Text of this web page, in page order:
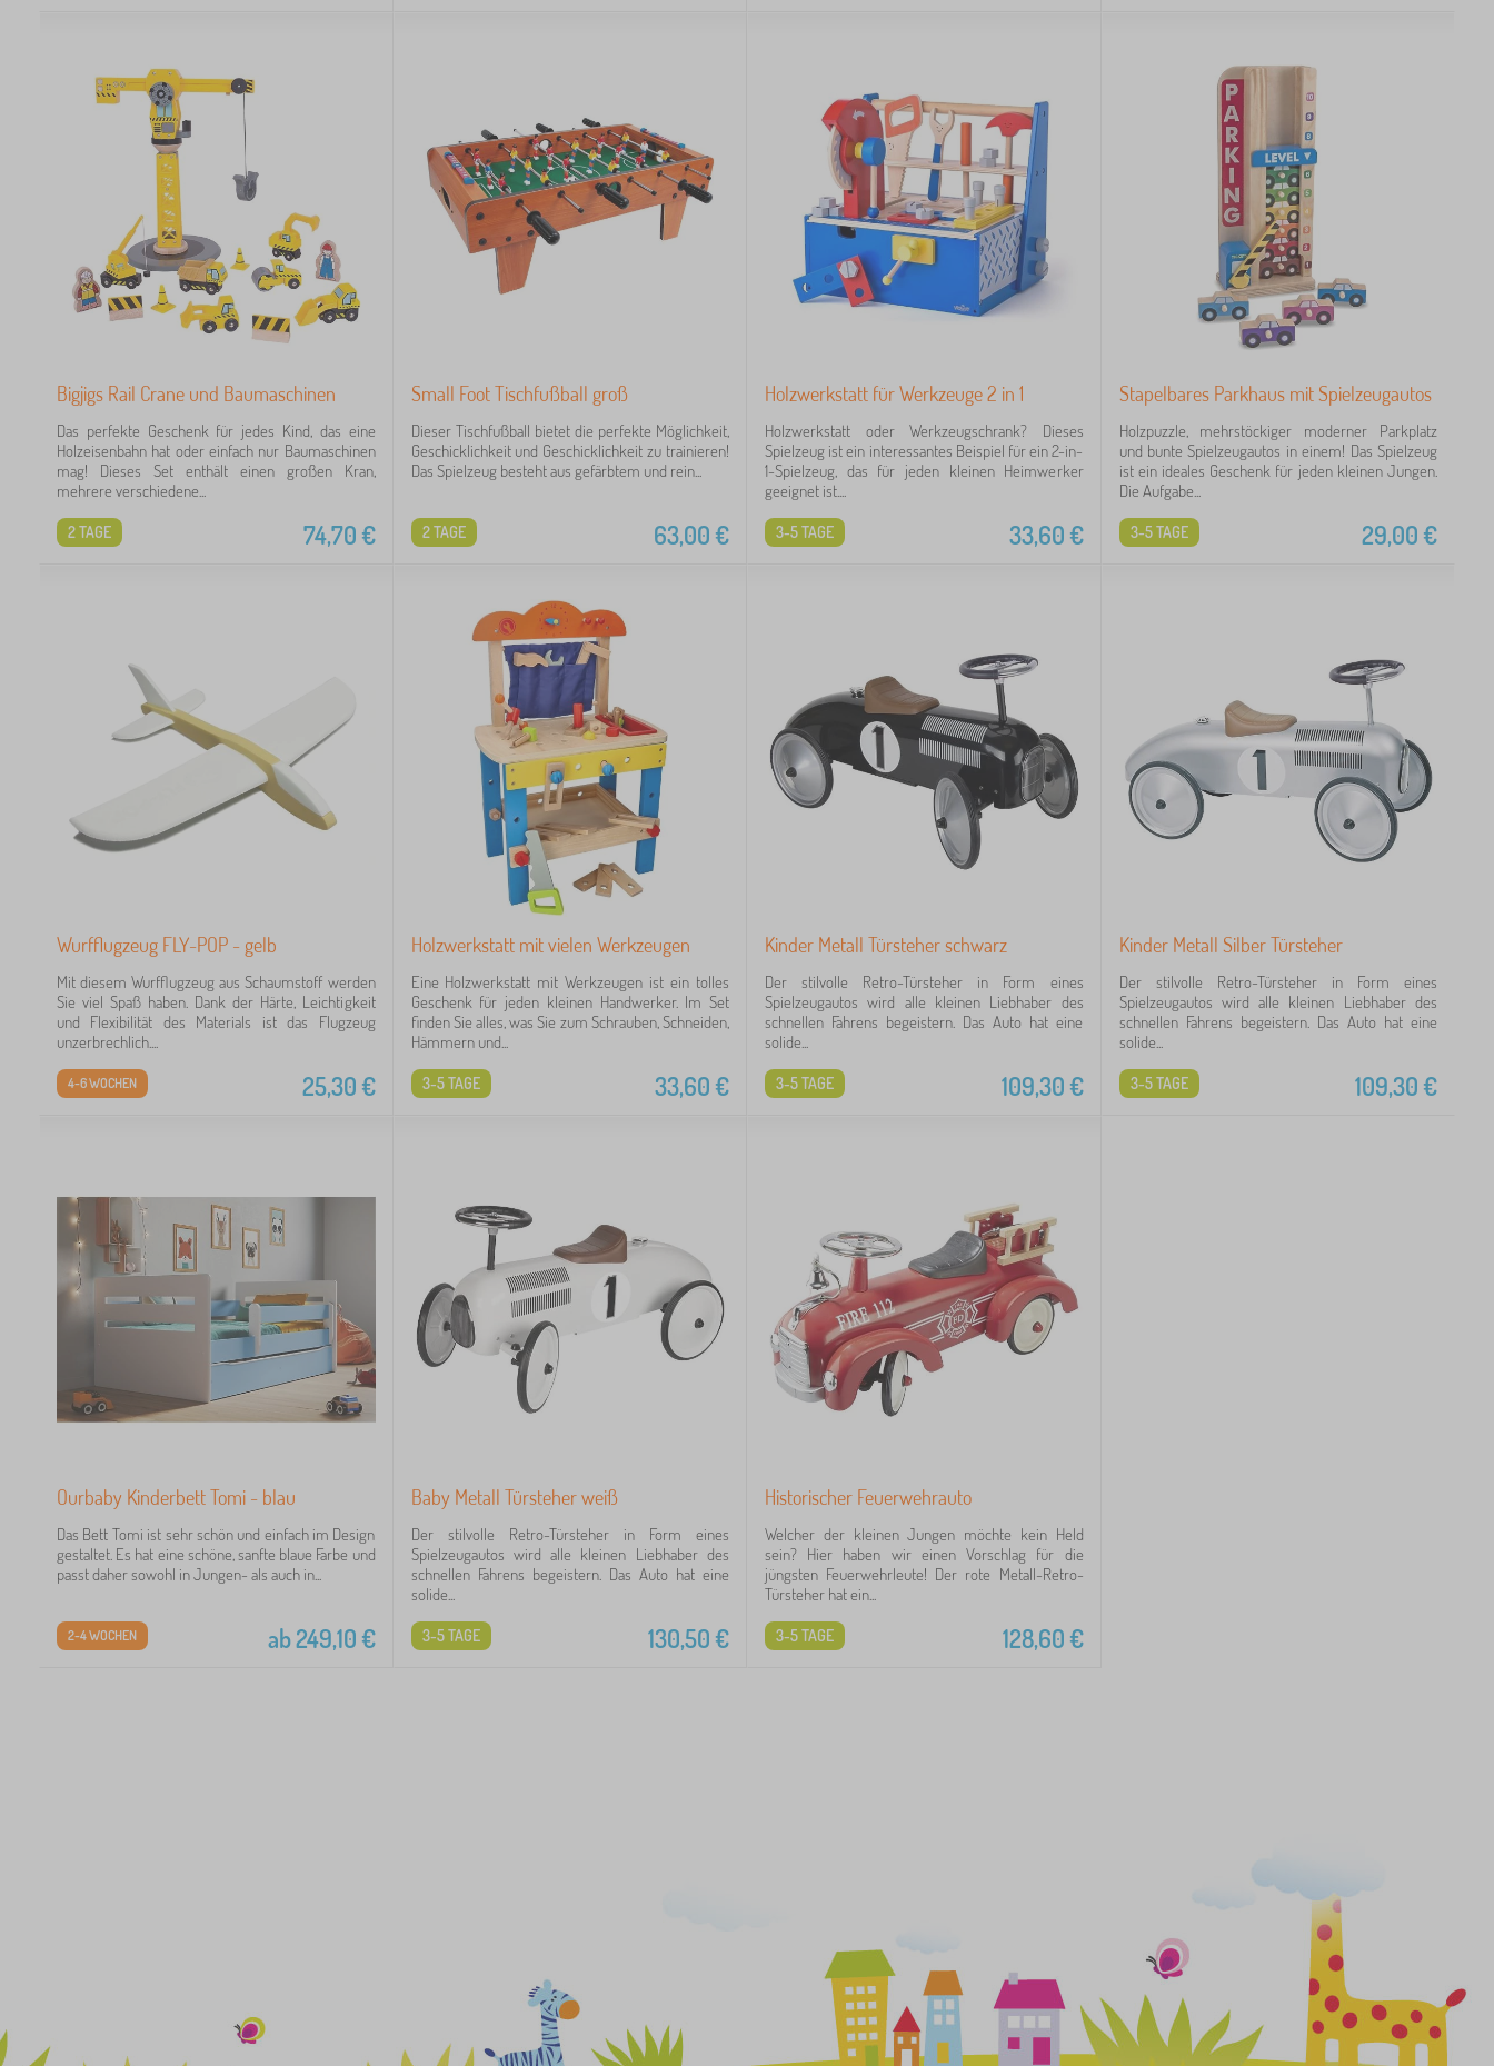
Bigjigs Rail Crane und Baumaschinen
Das perfekte Geschenk für jedes Kind, das eine
Holzeisenbahn hat oder einfach nur Baumaschinen
mag! Dieses Set enthält einen großen Kran,
mehrere verschiedene...
74,70€
2 TAGE
Small Foot Tischfußball groß
Dieser Tischfußball bietet die perfekte Möglichkeit,
Geschicklichkeit und Geschicklichkeit zu trainieren!
Das Spielzeug besteht aus gefärbtem und rein...
63,00€
2 TAGE
Holzwerkstatt für Werkzeuge 2 in 1
Holzwerkstatt oder Werkzeugschrank? Dieses
Spielzeug ist ein interessantes Beispiel für ein 2-in-
1-Spielzeug, das für jeden kleinen Heimwerker
geeignet ist....
33,60€
3-5 TAGE
Stapelbares Parkhaus mit Spielzeugautos
Holzpuzzle, mehrstöckiger moderner Parkplatz
und bunte Spielzeugautos in einem! Das Spielzeug
ist ein ideales Geschenk für jeden kleinen Jungen.
Die Aufgabe...
29,00€
3-5 TAGE
Wurfflugzeug FLY-POP - gelb
Mit diesem Wurfflugzeug aus Schaumstoff werden
Sie viel Spaß haben. Dank der Härte, Leichtigkeit
und Flexibilität des Materials ist das Flugzeug
unzerbrechlich....
25,30€
4-6 WOCHEN
Holzwerkstatt mit vielen Werkzeugen
Eine Holzwerkstatt mit Werkzeugen ist ein tolles
Geschenk für jeden kleinen Handwerker. Im Set
finden Sie alles, was Sie zum Schrauben, Schneiden,
Hämmern und...
33,60€
3-5 TAGE
Kinder Metall Türsteher schwarz
Der stilvolle Retro-Türsteher in Form eines
Spielzeugautos wird alle kleinen Liebhaber des
schnellen Fahrens begeistern. Das Auto hat eine
solide...
109,30€
3-5 TAGE
Kinder Metall Silber Türsteher
Der stilvolle Retro-Türsteher in Form eines
Spielzeugautos wird alle kleinen Liebhaber des
schnellen Fahrens begeistern. Das Auto hat eine
solide...
109,30€
3-5 TAGE
Ourbaby Kinderbett Tomi - blau
Das Bett Tomi ist sehr schön und einfach im Design
gestaltet. Es hat eine schöne, sanfte blaue Farbe und
passt daher sowohl in Jungen- als auch in...
ab249,10€
2-4 WOCHEN
Baby Metall Türsteher weiß
Der stilvolle Retro-Türsteher in Form eines
Spielzeugautos wird alle kleinen Liebhaber des
schnellen Fahrens begeistern. Das Auto hat eine
solide...
130,50€
3-5 TAGE
Historischer Feuerwehrauto
Welcher der kleinen Jungen möchte kein Held
sein? Hier haben wir einen Vorschlag für die
jüngsten Feuerwehrleute! Der rote Metall-Retro-
Türsteher hat ein...
128,60€
3-5 TAGE